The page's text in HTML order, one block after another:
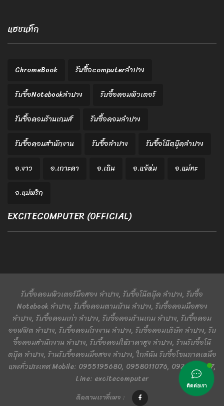
แฮชแท็ก
ChromeBook
รับซื้อcomputerลำปาง
รับซื้อNotebookลำปาง
รับซื้อคอมพิวเตอร์
รับซื้อคอมร้านเกมส์
รับซื้อคอมลำปาง
รับซื้อคอมสำนักงาน
รับซื้อลำปาง
รับซื้อโน๊ตบุ๊คลำปาง
อ.งาว
อ.เกาะคา อ.เถิน อ.แจ้ห่ม
อ.แม่ทะ
อ.แม่พริก
EXCITECOMPUTER (OFFICIAL)
รับซื้อคอมพิวเตอร์มือสอง ลำปาง, รับซื้อโน๊ตบุ๊ค ลำปาง, รับซื้อ
Notebook ลำปาง, รับซื้อคอมตามบ้าน ลำปาง, รับซื้อคอมมือสอง
ลำปาง, รับซื้อคอมเก่า ลำปาง, รับซื้อคอมร้านเกม ลำปาง, รับซื้อคอม
ออฟฟิต ลำปาง, รับซื้อคอมโรงงาน ลำปาง, รับซื้อคอมบริษัท ลำปาง, รับ
ซื้อคอมสำนักงาน ลำปาง, รับซื้อคอมให้ราคาสูง ลำปาง, ร้านรับซื้อโน๊
ตบุ๊ค ลำปาง, ร้านรับซื้อคอมมือสอง ลำปาง, ใกล้ฉัน รับซื้อโซนภาคเหนือ
และทั่วประเทศ Mobile: 0955195680, 0958011076, 0924401367,
Line: excitecomputer
ติดตามเราที่เพจ :
ติดต่อเรา